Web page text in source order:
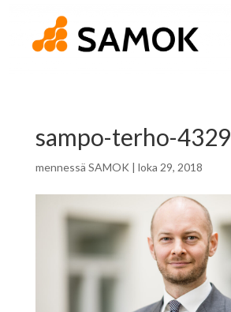
sampo-terho-4329
mennessä SAMOK | loka 29, 2018